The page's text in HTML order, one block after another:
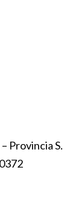
Provincia S.